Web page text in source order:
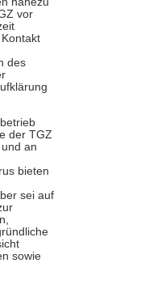
vor
des
der TGZ
an
bieten
sei auf
sowie